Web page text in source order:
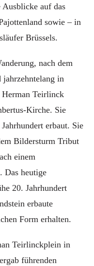
auf das
sowie – in
Brüssels.
nach dem
jahrzehntelang in
Herman Teirlinck
Kirche. Sie
erbaut. Sie
Bildersturm Tribut
einem
Das heutige
20. Jahrhundert
erbaute
Form erhalten.
Teirlinckplein in
führenden